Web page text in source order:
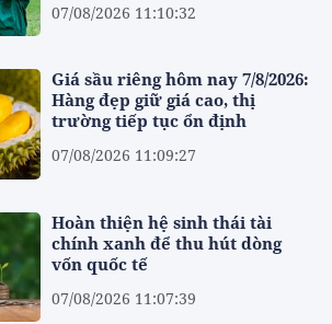
07/08/2026 11:10:32
Giá sầu riêng hôm nay 7/8/2026:
Hàng đẹp giữ giá cao, thị
trường tiếp tục ổn định
07/08/2026 11:09:27
Hoàn thiện hệ sinh thái tài
chính xanh để thu hút dòng
vốn quốc tế
07/08/2026 11:07:39